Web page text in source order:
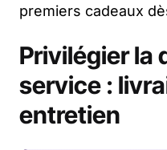
premiers cadeaux
Privilégier la
service :
entretien